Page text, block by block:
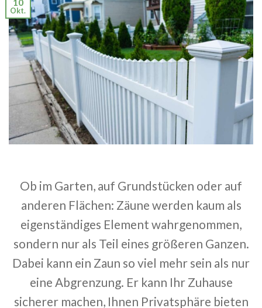
Okt.
Ob im Garten, auf Grundstücken oder auf
anderen Flächen: Zäune werden kaum als
eigenständiges Element wahrgenommen,
sondern nur als Teil eines größeren Ganzen.
Dabei kann ein Zaun so viel mehr sein als nur
eine Abgrenzung. Er kann Ihr Zuhause
sicherer machen, Ihnen Privatsphäre bieten